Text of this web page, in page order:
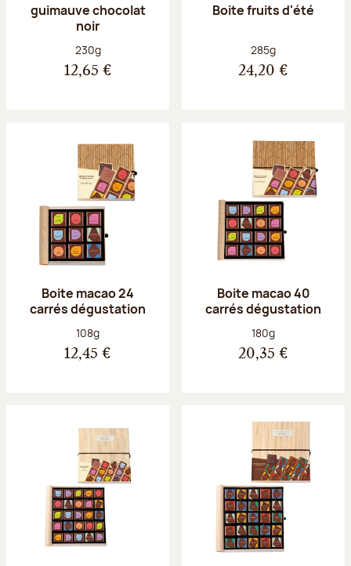
guimauve chocolat
noir
Poids net :
230g
12,65 €
Boite fruits d'été
Poids net :
285g
24,20 €
Boite macao 24
carrés dégustation
Poids net :
108g
12,45 €
Boite macao 40
carrés dégustation
Poids net :
180g
20,35 €